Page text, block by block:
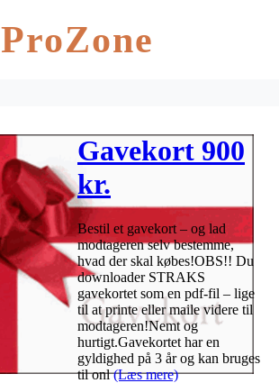
ProZone
Gavekort 900
kr.
Bestil et gavekort – og lad
modtageren selv bestemme,
hvad der skal købes!OBS!! Du
downloader STRAKS
gavekortet som en pdf-fil – lige
til at printe eller maile videre til
modtageren!Nemt og
hurtigt.Gavekortet har en
gyldighed på 3 år og kan bruges
til onl(Læs mere)